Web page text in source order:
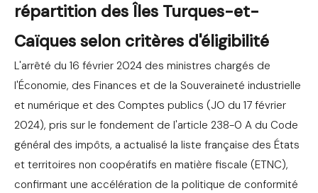
répartition des Îles Turques-et-
Caïques selon critères d'éligibilité
L'arrêté du 16 février 2024 des ministres chargés de
l'Économie, des Finances et de la Souveraineté industrielle
et numérique et des Comptes publics (JO du 17 février
2024), pris sur le fondement de l'article 238-0 A du Code
général des impôts, a actualisé la liste française des États
et territoires non coopératifs en matière fiscale (ETNC),
confirmant une accélération de la politique de conformité